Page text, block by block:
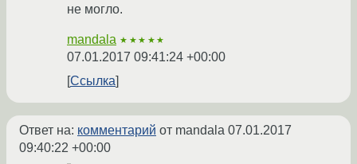
не могло.
mandala ★★★★★
07.01.2017 09:41:24 +00:00
Ссылка
Ответ на: комментарий от mandala 07.01.2017
09:40:22 +00:00